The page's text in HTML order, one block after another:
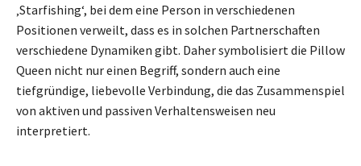
‚Starfishing‘, bei dem eine Person in verschiedenen
Positionen verweilt, dass es in solchen Partnerschaften
verschiedene Dynamiken gibt. Daher symbolisiert die Pillow
Queen nicht nur einen Begriff, sondern auch eine
tiefgründige, liebevolle Verbindung, die das Zusammenspiel
von aktiven und passiven Verhaltensweisen neu
interpretiert.